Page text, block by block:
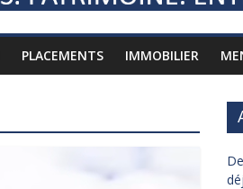
PLACEMENTS IMMOBILIER